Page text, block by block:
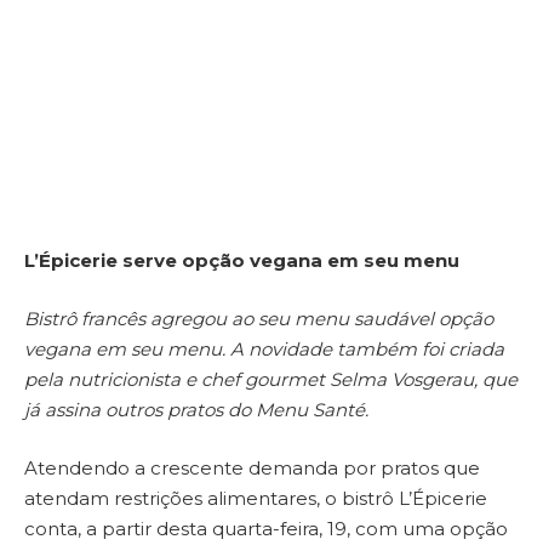
L’Épicerie serve opção vegana em seu menu
Bistrô francês agregou ao seu menu saudável opção
vegana em seu menu. A novidade também foi criada
pela nutricionista e chef gourmet Selma Vosgerau, que
já assina outros pratos do Menu Santé.
Atendendo a crescente demanda por pratos que
atendam restrições alimentares, o bistrô L’Épicerie
conta, a partir desta quarta-feira, 19, com uma opção